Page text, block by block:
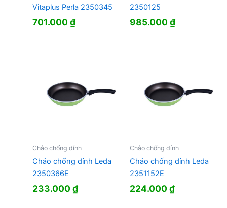
Vitaplus Perla 2350345
701.000₫
2350125
985.000₫
Chảo chống dính
Chảo chống dính Leda
2350366E
233.000₫
Chảo chống dính
Chảo chống dính Leda
2351152E
224.000₫